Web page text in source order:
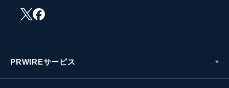
PRWIREサービス